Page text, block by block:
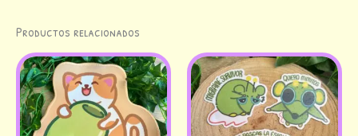
Productos relacionados